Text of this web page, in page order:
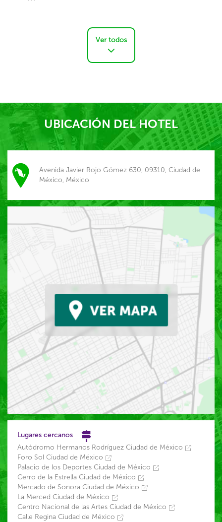
Ver todos
UBICACIÓN DEL HOTEL
Avenida Javier Rojo Gómez 630, 09310, Ciudad de
México, México
Lugares cercanos
Autódromo Hermanos Rodríguez Ciudad de México
Foro Sol Ciudad de México
Palacio de los Deportes Ciudad de México
Cerro de la Estrella Ciudad de México
Mercado de Sonora Ciudad de México
La Merced Ciudad de México
Centro Nacional de las Artes Ciudad de México
Calle Regina Ciudad de México